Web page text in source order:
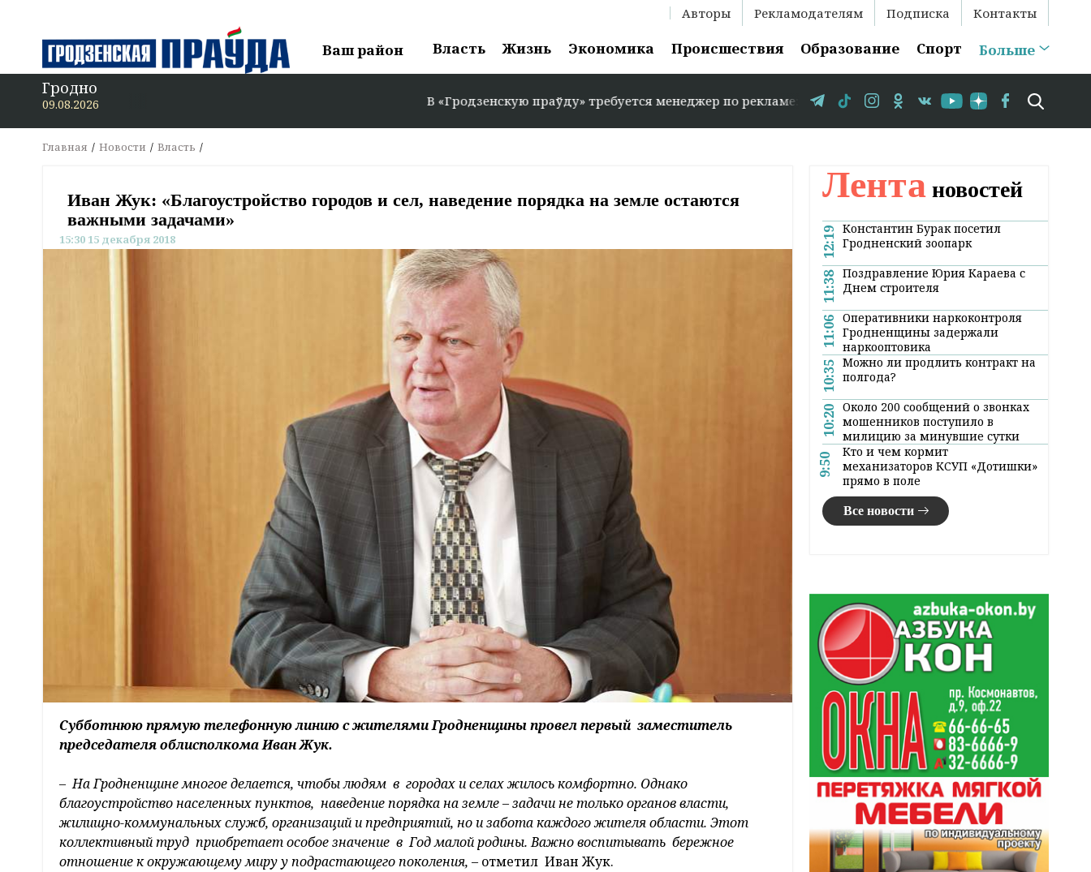
Авторы Рекламодателям Подписка Контакты
Ваш район Власть Жизнь Экономика Происшествия Образование Спорт Больше
Гродно
09.08.2026 В «Гродзенскую праўду» требуется менеджер по рекламе: +375 29 583-35-86 // В Гродно временно закрывается
Главная Новости Власть
Иван Жук: «Благоустройство городов и сел, наведение порядка на земле остаются
важными задачами»
15:30 15 декабря 2018
Субботнюю прямую телефонную линию с жителями Гродненщины провел первый заместитель
председателя облисполкома Иван Жук.
– На Гродненщине многое делается, чтобы людям в городах и селах жилось комфортно. Однако
благоустройство населенных пунктов, наведение порядка на земле – задачи не только органов власти,
жилищно-коммунальных служб, организаций и предприятий, но и забота каждого жителя области. Этот
коллективный труд приобретает особое значение в Год малой родины. Важно воспитывать бережное
отношение к окружающему миру у подрастающего поколения, – отметил Иван Жук.
Лента новостей
12:19 Константин Бурак посетил
Гродненский зоопарк
11:38 Поздравление Юрия Караева с
Днем строителя
11:06 Оперативники наркоконтроля
Гродненщины задержали
наркооптовика
10:35 Можно ли продлить контракт на
полгода?
10:20 Около 200 сообщений о звонках
мошенников поступило в
милицию за минувшие сутки
9:50
Кто и чем кормит
механизаторов КСУП «Дотишки»
прямо в поле
Все новости